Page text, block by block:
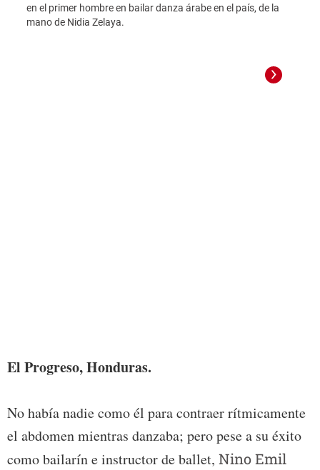
en el primer hombre en bailar danza árabe en el país, de la
mano de Nidia Zelaya.
El Progreso, Honduras.
No había nadie como él para contraer rítmicamente
el abdomen mientras danzaba; pero pese a su éxito
como bailarín e instructor de ballet, Nino Emil